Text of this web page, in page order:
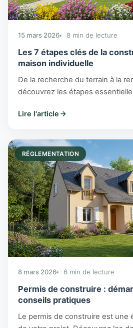
15 mars 2026 8 min de lecture
Les 7 étapes clés de la
maison individuelle
De la recherche du terrain à la
découvrez les étapes
dans le Loir-et-Cher.
Lire l'article
RÉGLEMENTATION
8 mars 2026 6 min de lecture
Permis de construire :
conseils pratiques
Le permis de construire est une